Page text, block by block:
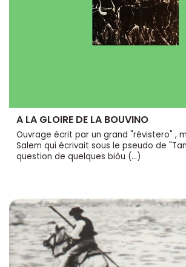
A LA GLOIRE DE LA BOUVINO
Ouvrage écrit par un grand "révistero" ,
Salem qui écrivait sous le pseudo de
question de quelques biòu (…)